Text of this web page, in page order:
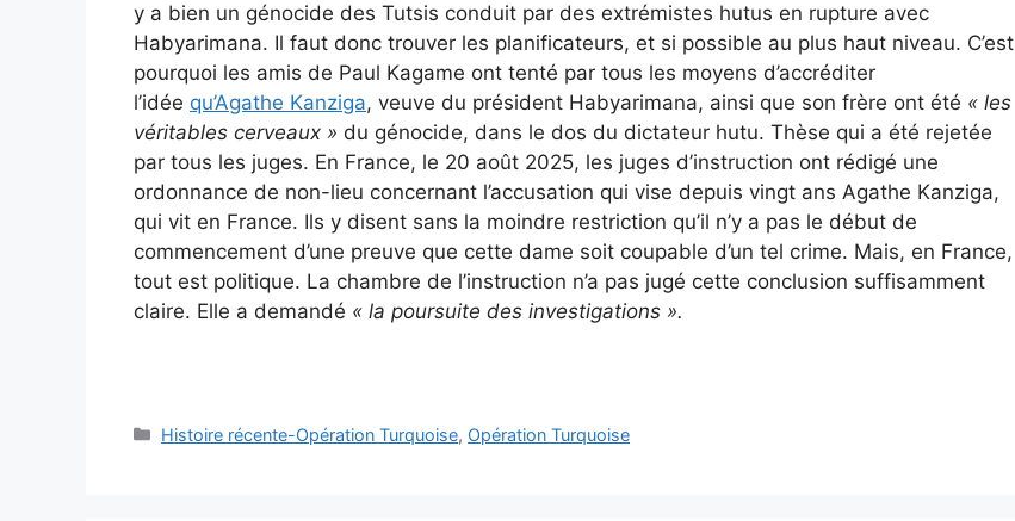
y a bien un génocide des Tutsis conduit par des extrémistes hutus en rupture avec
Habyarimana. Il faut donc trouver les planificateurs, et si possible au plus haut niveau. C’est
pourquoi les amis de Paul Kagame ont tenté par tous les moyens d’accréditer
l’idée qu’Agathe Kanziga, veuve du président Habyarimana, ainsi que son frère ont été « les
véritables cerveaux » du génocide, dans le dos du dictateur hutu. Thèse qui a été rejetée
par tous les juges. En France, le 20 août 2025, les juges d’instruction ont rédigé une
ordonnance de non-lieu concernant l’accusation qui vise depuis vingt ans Agathe Kanziga,
qui vit en France. Ils y disent sans la moindre restriction qu’il n’y a pas le début de
commencement d’une preuve que cette dame soit coupable d’un tel crime. Mais, en France,
tout est politique. La chambre de l’instruction n’a pas jugé cette conclusion suffisamment
claire. Elle a demandé « la poursuite des investigations ».
Catégories
Histoire récente-Opération Turquoise, Opération Turquoise